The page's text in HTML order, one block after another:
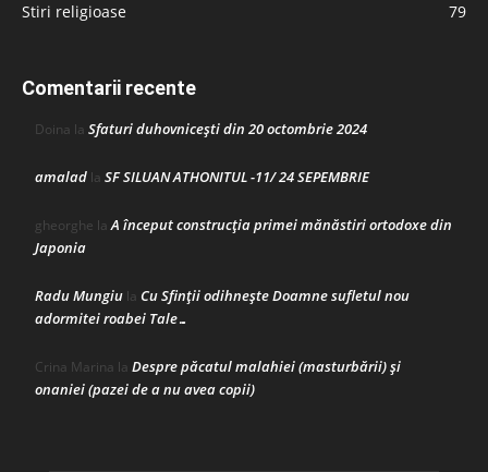
Stiri religioase
79
Comentarii recente
Doina la Sfaturi duhovnicești din 20 octombrie 2024
amalad la SF SILUAN ATHONITUL -11/ 24 SEPEMBRIE
gheorghe laA început construcţia primei mănăstiri ortodoxe din
Japonia
Radu Mungiu la Cu Sfinții odihnește Doamne sufletul nou
adormitei roabei Tale…
Crina Marina la Despre păcatul malahiei (masturbării) şi
onaniei (pazei de a nu avea copii)